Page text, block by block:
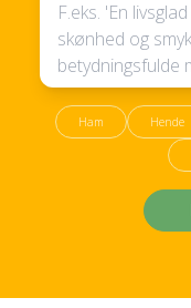
Ham Hende